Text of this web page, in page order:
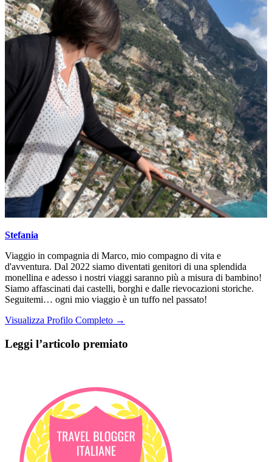
Stefania
Viaggio in compagnia di Marco, mio compagno di vita e
d'avventura. Dal 2022 siamo diventati genitori di una splendida
monellina e adesso i nostri viaggi saranno più a misura di bambino!
Siamo affascinati dai castelli, borghi e dalle rievocazioni storiche.
Seguitemi… ogni mio viaggio è un tuffo nel passato!
Visualizza Profilo Completo →
Leggi l’articolo premiato